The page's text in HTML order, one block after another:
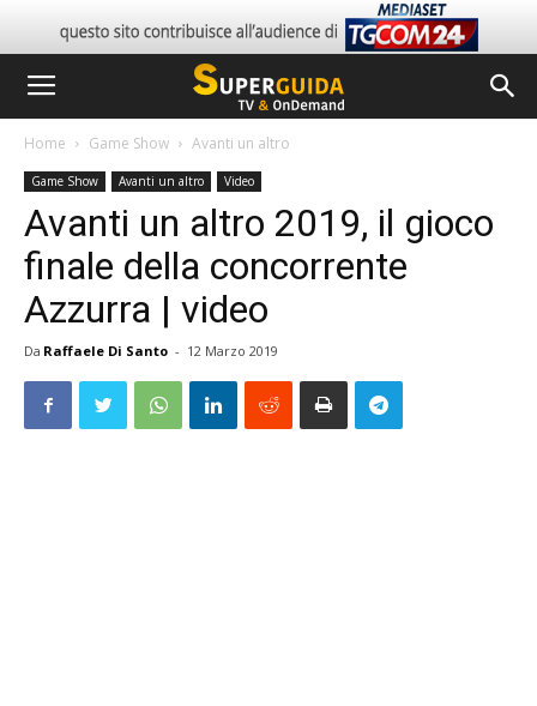
Home Game Show Avanti un altro
Game Show Avanti un altro Video
Avanti un altro 2019, il gioco
finale della concorrente
Azzurra | video
Da Raffaele Di Santo - 12 Marzo 2019